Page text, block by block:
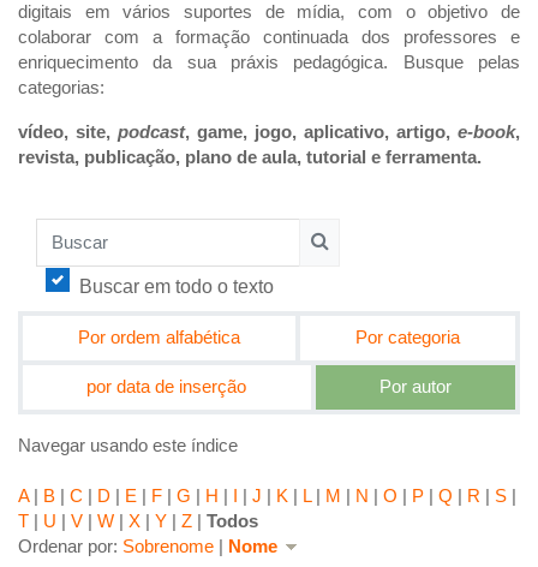
digitais em vários suportes de mídia, com o objetivo de
colaborar com a formação continuada dos professores e
enriquecimento da sua práxis pedagógica. Busque pelas
categorias:
vídeo, site, podcast, game, jogo, aplicativo, artigo, e-book,
revista, publicação, plano de aula, tutorial e ferramenta.
Buscar
Buscar em todo o texto
Por ordem alfabética Por categoria
por data de inserção Por autor
Navegar usando este índice
A| B C D E F G H J K L| M N O P Q R S
T
U V W X Y Z
Todos
Critério de ordenação atual: Nome decrescente
Ordenar por: Sobrenome Nome